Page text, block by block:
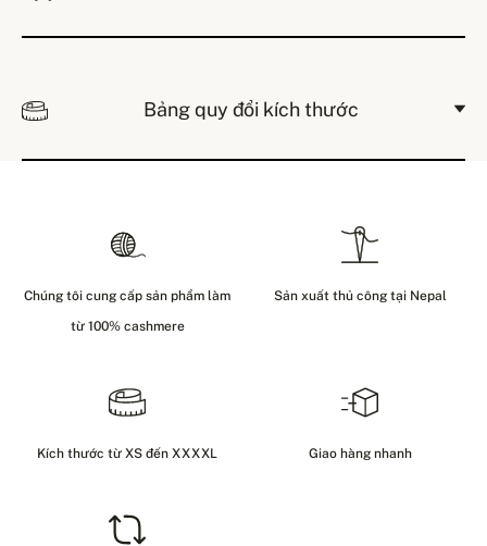
Bảng quy đổi kích thước
Chúng tôi cung cấp sản phẩm làm
từ 100% cashmere
Sản xuất thủ công tại Nepal
Kích thước từ XS đến XXXXL Giao hàng nhanh